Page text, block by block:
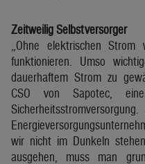
Zeitweilig Selbstversorger
„Ohne elektrischen
funktionieren. Umso
dauerhaftem Strom zu
CSO von Sapotec,
wir nicht im Dunkeln
ausgehen, muss man